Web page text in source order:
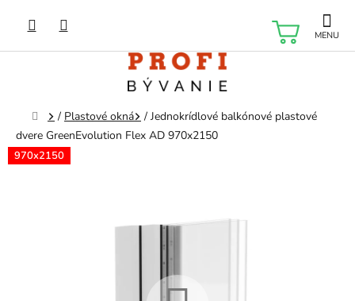
obsah
Domov
/ Plastové okná / Jednokrídlové balkónové plastové
dvere GreenEvolution Flex AD 970x2150
970x2150